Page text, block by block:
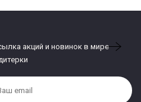
акций и новинок в мире